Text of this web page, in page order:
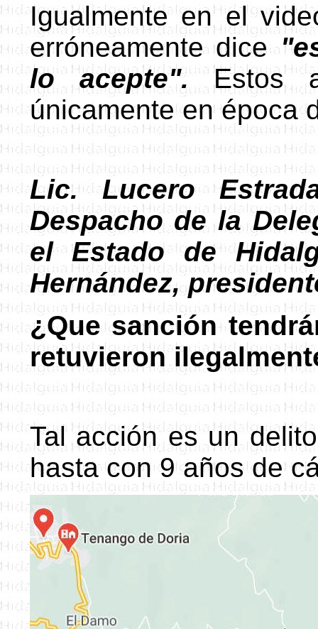
Igualmente en el
erróneamente dice
lo acepte".Estos
únicamente en época
Lic. Lucero
Despacho de la
el Estado de
Hernández,
¿Que sanción
retuvieron
Tal acción es un
hasta con 9 años de